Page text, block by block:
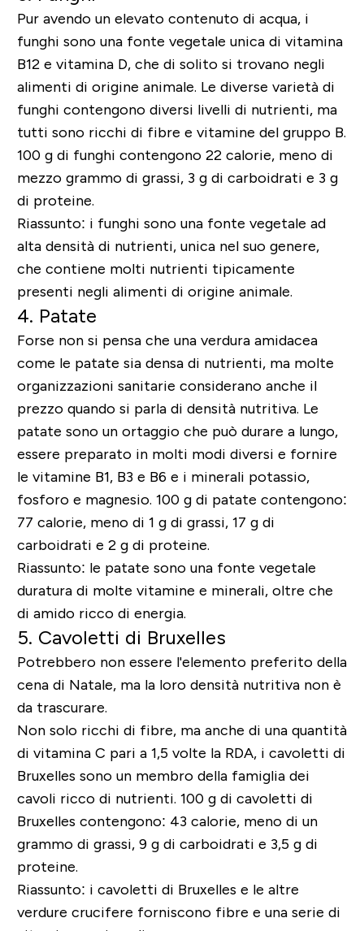
Pur avendo un elevato contenuto di acqua, i
funghi sono una fonte vegetale unica di vitamina
B12 e vitamina D, che di solito si trovano negli
alimenti di origine animale. Le diverse varietà di
funghi contengono diversi livelli di nutrienti, ma
tutti sono ricchi di fibre e vitamine del gruppo B.
100 g di funghi contengono 22 calorie, meno di
mezzo grammo di grassi, 3 g di carboidrati e 3 g
di proteine.
Riassunto: i funghi sono una fonte vegetale ad
alta densità di nutrienti, unica nel suo genere,
che contiene molti nutrienti tipicamente
presenti negli alimenti di origine animale.
4. Patate
Forse non si pensa che una verdura amidacea
come le patate sia densa di nutrienti, ma molte
organizzazioni sanitarie considerano anche il
prezzo quando si parla di densità nutritiva. Le
patate sono un ortaggio che può durare a lungo,
essere preparato in molti modi diversi e fornire
le vitamine B1, B3 e B6 e i minerali potassio,
fosforo e magnesio. 100 g di patate contengono:
77 calorie, meno di 1 g di grassi, 17 g di
carboidrati e 2 g di proteine.
Riassunto: le patate sono una fonte vegetale
duratura di molte vitamine e minerali, oltre che
di amido ricco di energia.
5. Cavoletti di Bruxelles
Potrebbero non essere l'elemento preferito della
cena di Natale, ma la loro densità nutritiva non è
da trascurare.
Non solo ricchi di fibre, ma anche di una quantità
di vitamina C pari a 1,5 volte la RDA, i cavoletti di
Bruxelles sono un membro della famiglia dei
cavoli ricco di nutrienti. 100 g di cavoletti di
Bruxelles contengono: 43 calorie, meno di un
grammo di grassi, 9 g di carboidrati e 3,5 g di
proteine.
Riassunto: i cavoletti di Bruxelles e le altre
verdure crucifere forniscono fibre e una serie di